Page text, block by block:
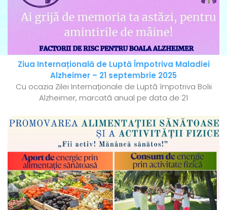
Ziua Internațională de Luptă Împotriva Maladiei
Alzheimer – 21 septembrie 2025
Cu ocazia Zilei Internaționale de Luptă împotriva Bolii
Alzheimer, marcată anual pe data de 21